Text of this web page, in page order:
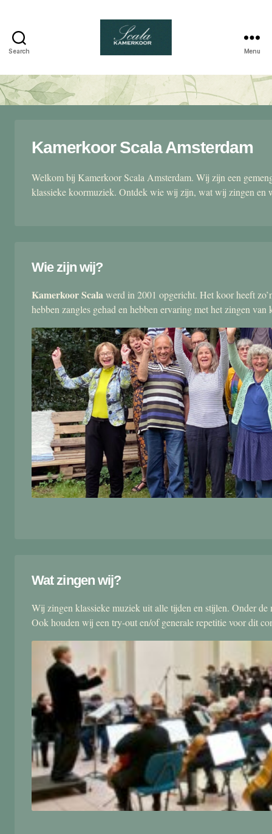
Search
kamerkoor
Menu
Kamerkoor Scala Amsterdam
Welkom bij Kamerkoor Scala Amsterdam. Wij zijn een
klassieke koormuziek. Ontdek wie wij zijn, wat wij zingen en
Wie zijn wij?
Kamerkoor Scalawerd in 2001 opgericht. Het koor heeft
hebben zangles gehad en hebben ervaring met het zingen van
Wat zingen wij?
Wij zingen klassieke muziek uit alle tijden en stijlen. Onder
Ook houden wij een try-out en/of generale repetitie voor dit